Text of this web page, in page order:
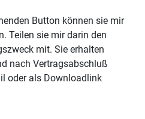
Button können sie mir
Teilen sie mir darin den
mit. Sie erhalten
nach Vertragsabschluß
oder als Downloadlink